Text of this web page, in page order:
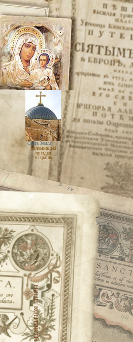
Свята Земля
паломницькі
поїздки
в Ізраїль
наші контакти